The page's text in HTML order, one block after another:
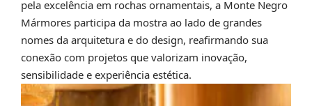
pela excelência em rochas ornamentais, a Monte Negro
Mármores participa da mostra ao lado de grandes
nomes da arquitetura e do design, reafirmando sua
conexão com projetos que valorizam inovação,
sensibilidade e experiência estética.